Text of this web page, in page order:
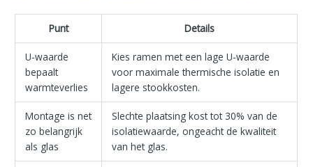
Punt Details
U-waarde
bepaalt
warmteverlies
Kies ramen met een lage U-waarde
voor maximale thermische isolatie en
lagere stookkosten.
Montage is net
zo belangrijk
als glas
Slechte plaatsing kost tot 30% van de
isolatiewaarde, ongeacht de kwaliteit
van het glas.